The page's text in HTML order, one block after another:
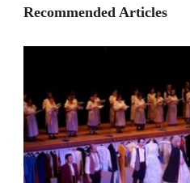
Recommended Articles